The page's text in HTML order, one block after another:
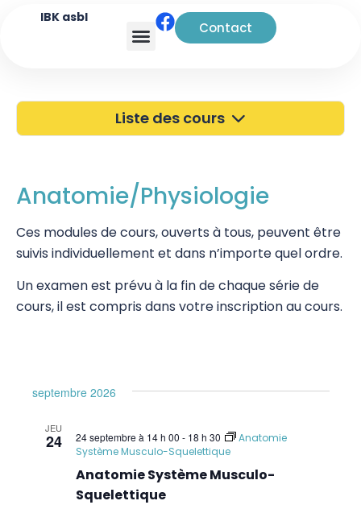
IBK asbl
Contact
Liste des cours
Portes Ouvertes
Découverte
Kinésiologie
Psychogénéalogie
Analyse Transactionnelle (AT)
Autres Formations
Communication et Trauma
Anatomie/Physiologie
Ces modules de cours, ouverts à tous, peuvent être
suivis individuellement et dans n’importe quel ordre.
Un examen est prévu à la fin de chaque série de
cours, il est compris dans votre inscription au cours.
septembre 2026
JEU
24
Anatomie Système Musculo-
Squelettique
24 septembre à 14 h 00 - 18 h 30
Anatomie
Système Musculo-Squelettique